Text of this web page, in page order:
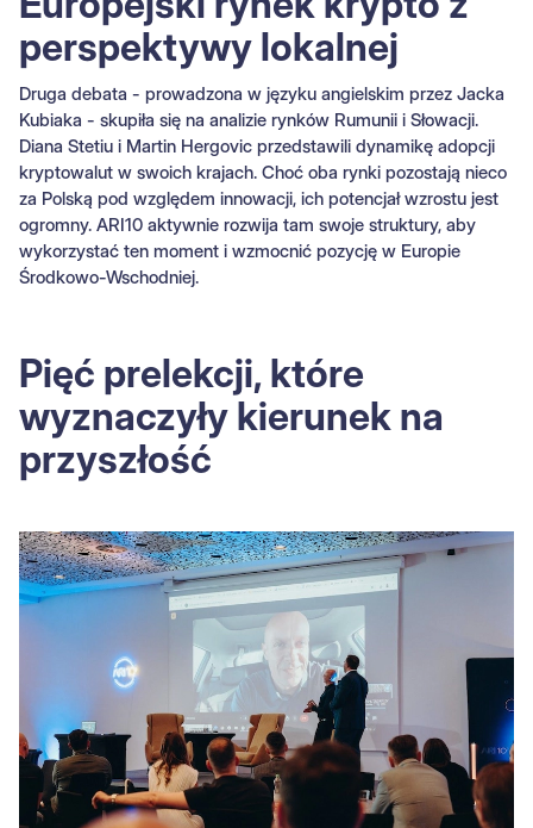
perspektywy lokalnej
Druga debata - prowadzona w języku angielskim przez Jacka
Kubiaka - skupiła się na analizie rynków Rumunii i Słowacji.
Diana Stetiu i Martin Hergovic przedstawili dynamikę adopcji
kryptowalut w swoich krajach. Choć oba rynki pozostają nieco
za Polską pod względem innowacji, ich potencjał wzrostu jest
ogromny. ARI10 aktywnie rozwija tam swoje struktury, aby
wykorzystać ten moment i wzmocnić pozycję w Europie
Środkowo-Wschodniej.
Pięć prelekcji, które
wyznaczyły kierunek na
przyszłość